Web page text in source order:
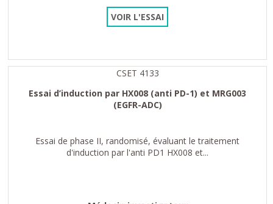
VOIR L'ESSAI
CSET 4133
Essai d’induction par HX008 (anti PD-1) et MRG003
(EGFR-ADC)
Essai de phase II, randomisé, évaluant le traitement
d'induction par l'anti PD1 HX008 et...